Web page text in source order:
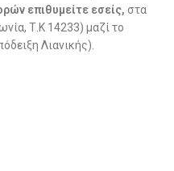
επιθυμείτε εσείς, στα
Τ.Κ 14233) μαζί το
Λιανικής).